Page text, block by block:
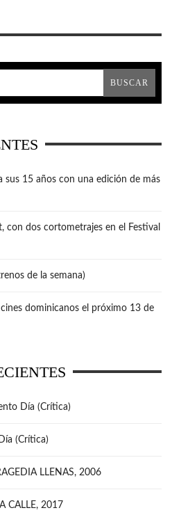
sus 15 años con una edición de más
con dos cortometrajes en el Festival
de la semana)
cines dominicanos el próximo 13 de
Día (Crítica)
(Crítica)
LLENAS, 2006
CALLE, 2017